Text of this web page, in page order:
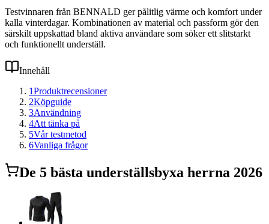
Testvinnaren från BENNALD ger pålitlig värme och komfort under
kalla vinterdagar. Kombinationen av material och passform gör den
särskilt uppskattad bland aktiva användare som söker ett slitstarkt
och funktionellt underställ.
Innehåll
1Produktrecensioner
2Köpguide
3Användning
4Att tänka på
5Vår testmetod
6Vanliga frågor
De 5 bästa underställsbyxa herrna 2026